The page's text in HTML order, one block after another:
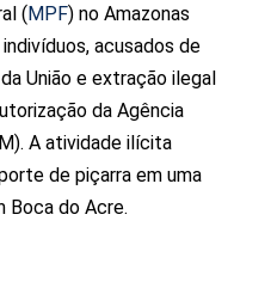
(MPF) no Amazonas
acusados de
União e extração ilegal
da Agência
A atividade ilícita
de piçarra em uma
Boca do Acre.